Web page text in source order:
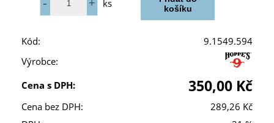
ks
Kód:
9.1549.594
Výrobce:
Cena s DPH:
350,00 Kč
Cena bez DPH:
289,26 Kč